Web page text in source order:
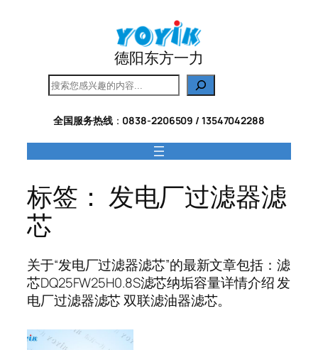
德阳东方一力
搜
索
全国服务热线： 0838-2206509 / 13547042288
标签： 发电厂过滤器滤
芯
关于“发电厂过滤器滤芯”的最新文章包括：滤
芯DQ25FW25H0.8S滤芯纳垢容量详情介绍 发
电厂过滤器滤芯 双联滤油器滤芯。